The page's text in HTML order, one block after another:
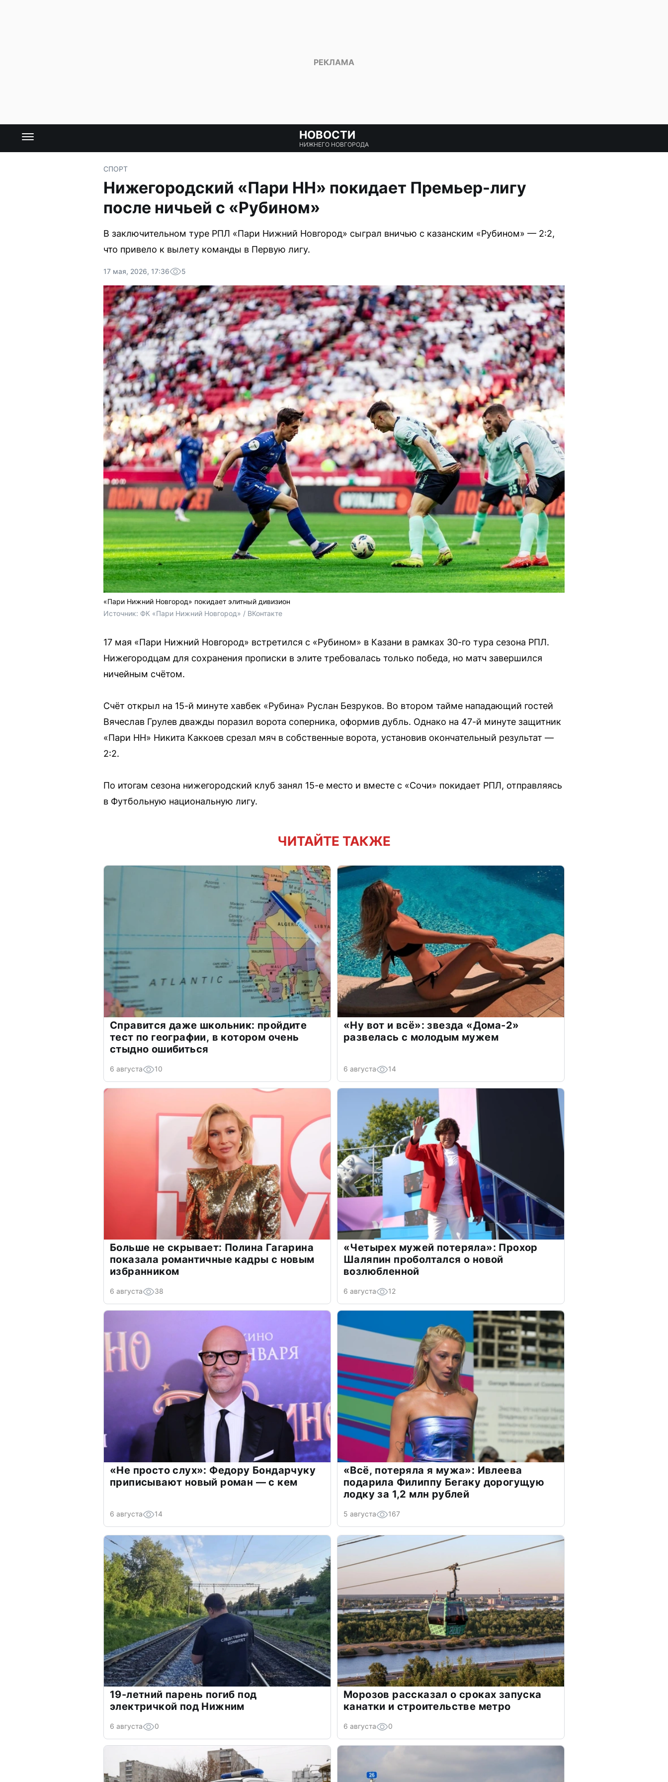
НОВОСТИ
НИЖНЕГО НОВГОРОДА
СПОРТ
Нижегородский «Пари НН» покидает Премьер-лигу
после ничьей с «Рубином»
В заключительном туре РПЛ «Пари Нижний Новгород» сыграл вничью с казанским «Рубином» — 2:2,
что привело к вылету команды в Первую лигу.
17 мая, 2026, 17:36 5
«Пари Нижний Новгород» покидает элитный дивизион
Источник: ФК «Пари Нижний Новгород» / ВКонтакте
17 мая «Пари Нижний Новгород» встретился с «Рубином» в Казани в рамках 30-го тура сезона РПЛ.
Нижегородцам для сохранения прописки в элите требовалась только победа, но матч завершился
ничейным счётом.
Счёт открыл на 15-й минуте хавбек «Рубина» Руслан Безруков. Во втором тайме нападающий гостей
Вячеслав Грулев дважды поразил ворота соперника, оформив дубль. Однако на 47-й минуте защитник
«Пари НН» Никита Каккоев срезал мяч в собственные ворота, установив окончательный результат —
2:2.
По итогам сезона нижегородский клуб занял 15-е место и вместе с «Сочи» покидает РПЛ, отправляясь
в Футбольную национальную лигу.
ЧИТАЙТЕ ТАКЖЕ
Справится даже школьник: пройдите
тест по географии, в котором очень
стыдно ошибиться
6 августа 10
«Ну вот и всё»: звезда «Дома-2»
развелась с молодым мужем
6 августа 14
Больше не скрывает: Полина Гагарина
показала романтичные кадры с новым
избранником
6 августа 38
«Четырех мужей потеряла»: Прохор
Шаляпин проболтался о новой
возлюбленной
6 августа 12
«Не просто слух»: Федору Бондарчуку
приписывают новый роман — с кем
6 августа 14
«Всё, потеряла я мужа»: Ивлеева
подарила Филиппу Бегаку дорогущую
лодку за 1,2 млн рублей
5 августа 167
19-летний парень погиб под
электричкой под Нижним
6 августа 0
Морозов рассказал о сроках запуска
канатки и строительстве метро
6 августа 0